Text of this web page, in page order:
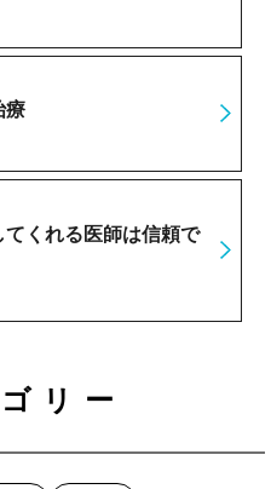
療
くれる医師は信頼で
リー